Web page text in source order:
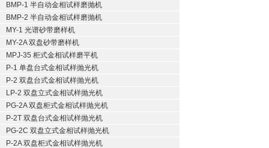
BMP-1 半自动金相试样磨抛机
BMP-2 半自动金相试样磨抛机
MY-1 光谱砂带磨样机
MY-2A 双盘砂带磨样机
MPJ-35 柜式金相试样磨平机
P-1 单盘台式金相试样抛光机
P-2 双盘台式金相试样抛光机
LP-2 双盘立式金相试样抛光机
PG-2A 双盘柜式金相试样抛光机
P-2T 双盘台式金相试样抛光机
PG-2C 双盘立式金相试样抛光机
P-2A 双盘柜式金相试样抛光机